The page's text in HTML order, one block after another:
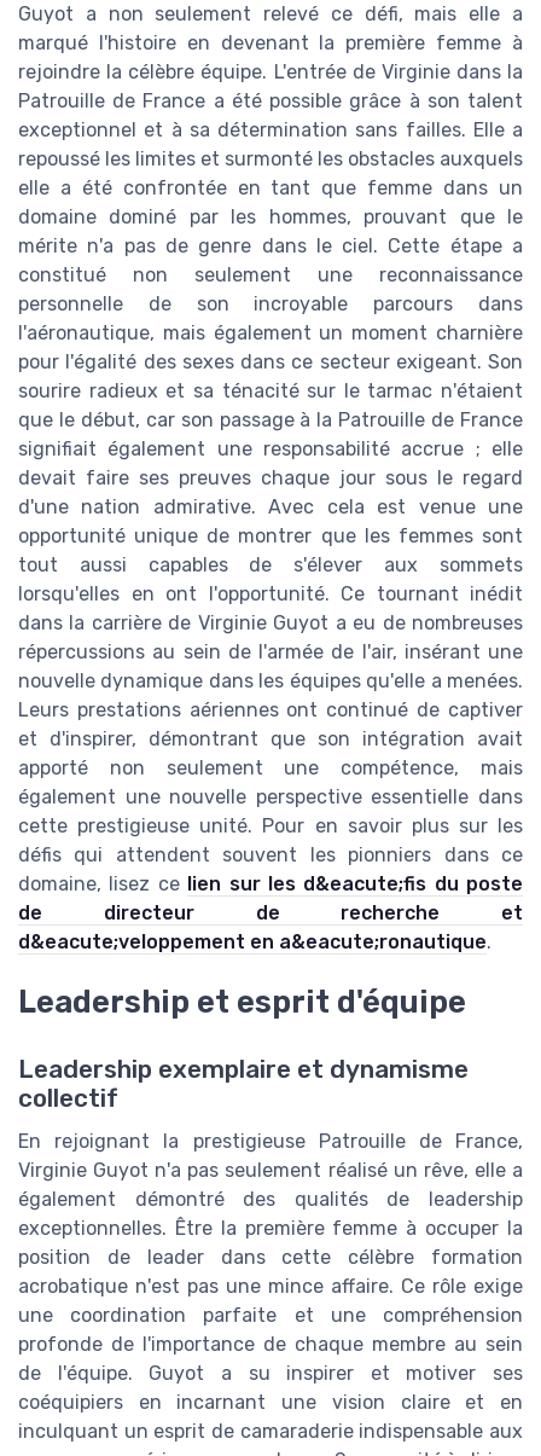
Guyot a non seulement relevé ce défi, mais elle a
marqué l'histoire en devenant la première femme à
rejoindre la célèbre équipe. L'entrée de Virginie dans la
Patrouille de France a été possible grâce à son talent
exceptionnel et à sa détermination sans failles. Elle a
repoussé les limites et surmonté les obstacles auxquels
elle a été confrontée en tant que femme dans un
domaine dominé par les hommes, prouvant que le
mérite n'a pas de genre dans le ciel. Cette étape a
constitué non seulement une reconnaissance
personnelle de son incroyable parcours dans
l'aéronautique, mais également un moment charnière
pour l'égalité des sexes dans ce secteur exigeant. Son
sourire radieux et sa ténacité sur le tarmac n'étaient
que le début, car son passage à la Patrouille de France
signifiait également une responsabilité accrue ; elle
devait faire ses preuves chaque jour sous le regard
d'une nation admirative. Avec cela est venue une
opportunité unique de montrer que les femmes sont
tout aussi capables de s'élever aux sommets
lorsqu'elles en ont l'opportunité. Ce tournant inédit
dans la carrière de Virginie Guyot a eu de nombreuses
répercussions au sein de l'armée de l'air, insérant une
nouvelle dynamique dans les équipes qu'elle a menées.
Leurs prestations aériennes ont continué de captiver
et d'inspirer, démontrant que son intégration avait
apporté non seulement une compétence, mais
également une nouvelle perspective essentielle dans
cette prestigieuse unité. Pour en savoir plus sur les
défis qui attendent souvent les pionniers dans ce
domaine, lisez ce lien sur les d&eacute;fis du poste
de directeur de recherche et
d&eacute;veloppement en a&eacute;ronautique.
Leadership et esprit d'équipe
Leadership exemplaire et dynamisme
collectif
En rejoignant la prestigieuse Patrouille de France,
Virginie Guyot n'a pas seulement réalisé un rêve, elle a
également démontré des qualités de leadership
exceptionnelles. Être la première femme à occuper la
position de leader dans cette célèbre formation
acrobatique n'est pas une mince affaire. Ce rôle exige
une coordination parfaite et une compréhension
profonde de l'importance de chaque membre au sein
de l'équipe. Guyot a su inspirer et motiver ses
coéquipiers en incarnant une vision claire et en
inculquant un esprit de camaraderie indispensable aux